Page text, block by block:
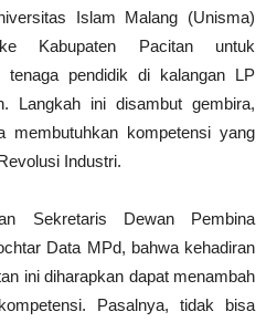
Islam Malang (Unisma)
Kabupaten Pacitan untuk
tenaga pendidik di kalangan LP
Langkah ini disambut gembira,
membutuhkan kompetensi yang
Industri.
Sekretaris Dewan Pembina
Data MPd, bahwa kehadiran
ini diharapkan dapat menambah
Pasalnya, tidak bisa